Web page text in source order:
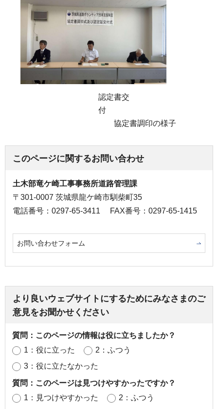
認定書交
付
協定書調印の様子
このページに関するお問い合わせ
土木部竜ケ崎工事事務所道路管理課
〒301-0007 茨城県龍ケ崎市馴柴町35
電話番号：0297-65-3411
FAX番号：0297-65-1415
お問い合わせフォーム
より良いウェブサイトにするためにみなさまのご
意見をお聞かせください
質問：このページの情報は役に立ちましたか？
1：役に立った
2：ふつう
3：役に立たなかった
質問：このページは見つけやすかったですか？
1：見つけやすかった
2：ふつう